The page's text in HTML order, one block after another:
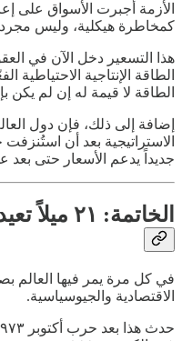
الأزمة أجبرت الأسواق على
كمخاطرة هيكلية، وليس
هذا التسعير دخل الآن في
الطاقة الإنتاجية
الطاقة لا قيمة له إن لم
إضافة إلى ذلك، فإن دول
الاستراتيجية بعد أن
جديداً يدعم الأسعار حتى بعد
الخاتمة: ٢١ ميلاً تعيد رسم الخرائط
في كل مرة يمر فيها العالم
الاقتصادية والجيوسياسية.